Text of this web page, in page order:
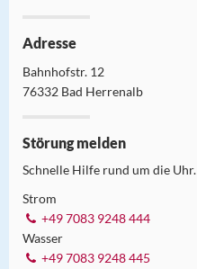
Adresse
Bahnhofstr. 12
76332 Bad Herrenalb
Störung melden
Schnelle Hilfe rund um die Uhr.
Strom
+49 7083 9248 444
Wasser
+49 7083 9248 445